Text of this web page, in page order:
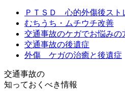
ＰＴＳＤ 心的外傷後スト
むちうち・ムチウチ改善
交通事故のケガでお悩みの
交通事故の後遺症
外傷 ケガの治癒と後遺症
交通事故の
知っておくべき情報